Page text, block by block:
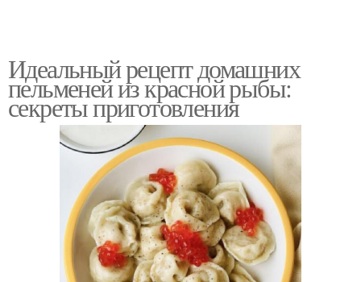
Идеальный рецепт домашних
пельменей из красной рыбы:
секреты приготовления